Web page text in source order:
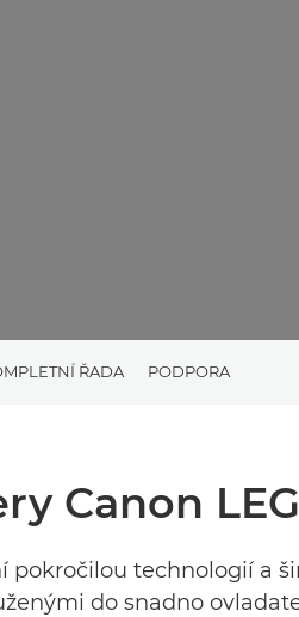
ŘADA PODPORA
Canon
pokročilou technologií a
do snadno